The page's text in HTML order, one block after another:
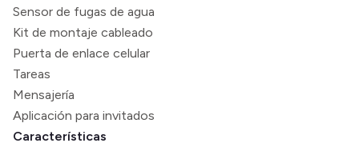
Sensor de fugas de agua
Kit de montaje cableado
Puerta de enlace celular
Tareas
Mensajería
Aplicación para invitados
Características